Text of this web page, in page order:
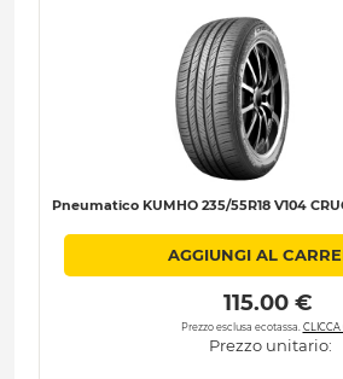
Pneumatico KUMHO 235/55R18 V104
AGGIUNGI AL
115.00 €
Prezzo esclusa ecotassa. CLICCA
Prezzo unitario: